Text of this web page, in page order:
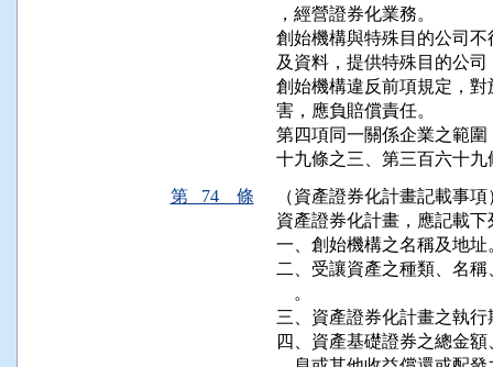
，經營證券化業務。
創始機構與特殊目的公司
及資料，提供特殊目的公
創始機構違反前項規定，
害，應負賠償責任。
第四項同一關係企業之範
十九條之三、第三百六十
第 74 條
（資產證券化計畫記載事項
資產證券化計畫，應記載下
一、創始機構之名稱及地址
二、受讓資產之種類、名
    。
三、資產證券化計畫之執
四、資產基礎證券之總金